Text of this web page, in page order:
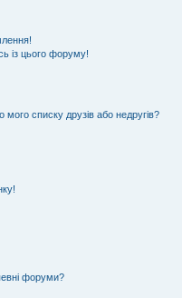
із цього форуму!
списку друзів або недругів?
форуми?